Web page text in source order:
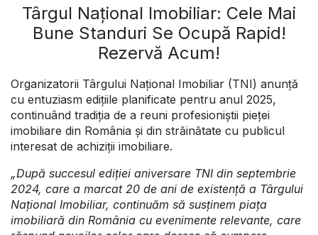
Târgul Național Imobiliar: Cele Mai
Bune Standuri Se Ocupă Rapid!
Rezervă Acum!
Organizatorii Târgului Național Imobiliar (TNI) anunță
cu entuziasm edițiile planificate pentru anul 2025,
continuând tradiția de a reuni profesioniștii pieței
imobiliare din România și din străinătate cu publicul
interesat de achiziții imobiliare.
„După succesul ediției aniversare TNI din septembrie
2024, care a marcat 20 de ani de existență a Târgului
Național Imobiliar, continuăm să susținem piața
imobiliară din România cu evenimente relevante, care